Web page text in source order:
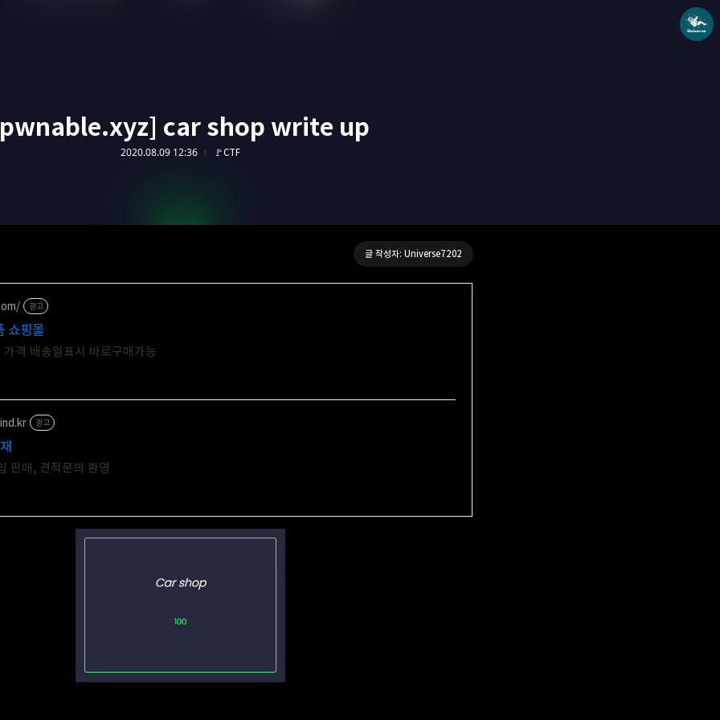
car shop write up
2020.08.09 12:36 🚩CTF
글 작성자: Universe7202
광고
쇼핑몰
격 배송일표시 바로구매가능
광고
판매, 견적문의 환영